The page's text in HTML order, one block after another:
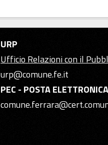
URP
Ufficio Relazioni con il
urp@comune.fe.it
PEC - POSTA